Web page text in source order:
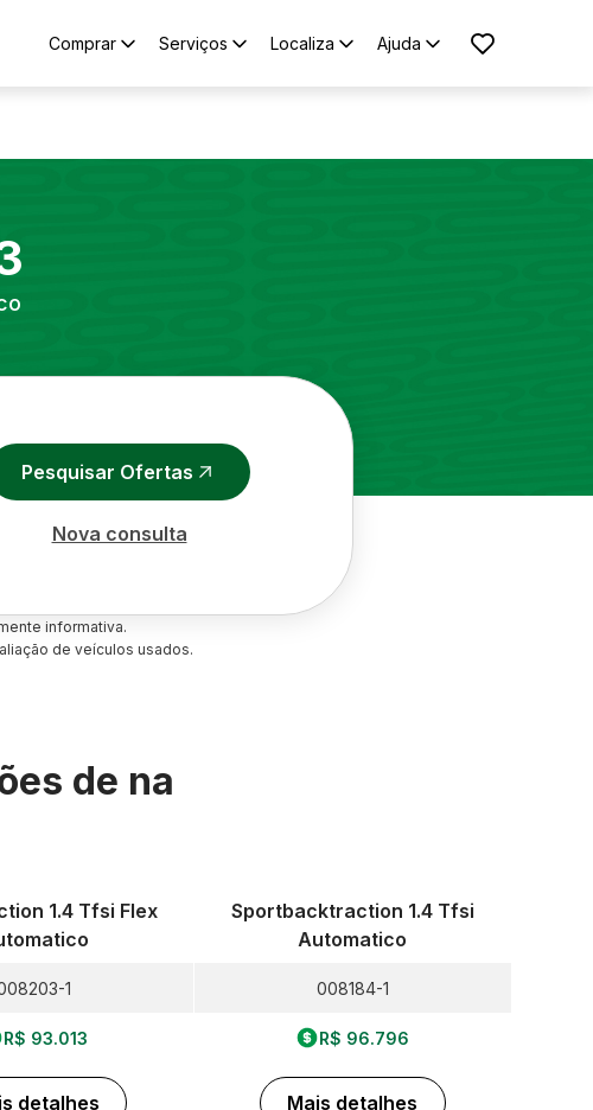
Comprar Serviços Localiza Ajuda
Pesquisar Ofertas
Nova consulta
informativa.
de veículos usados.
de na
1.4 Tfsi Flex
1
R$ 93.013
detalhes
Sportbacktraction 1.4 Tfsi
Automatico
008184-1
R$ 96.796
Mais detalhes